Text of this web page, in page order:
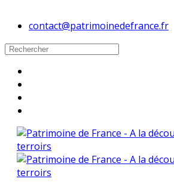
contact@patrimoinedefrance.fr